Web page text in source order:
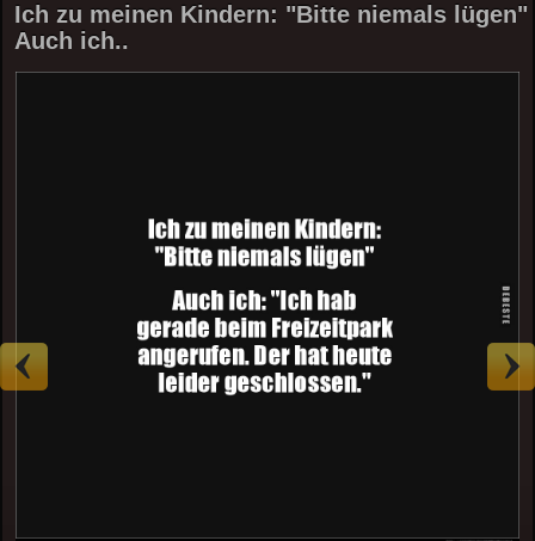
Ich zu meinen Kindern: "Bitte niemals lügen"
Auch ich..